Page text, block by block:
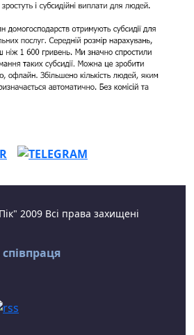
2009 Всі права захищені